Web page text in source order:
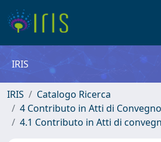
IRIS
IRIS
Catalogo Ricerca
4 Contributo in Atti di
4.1 Contributo in Atti di